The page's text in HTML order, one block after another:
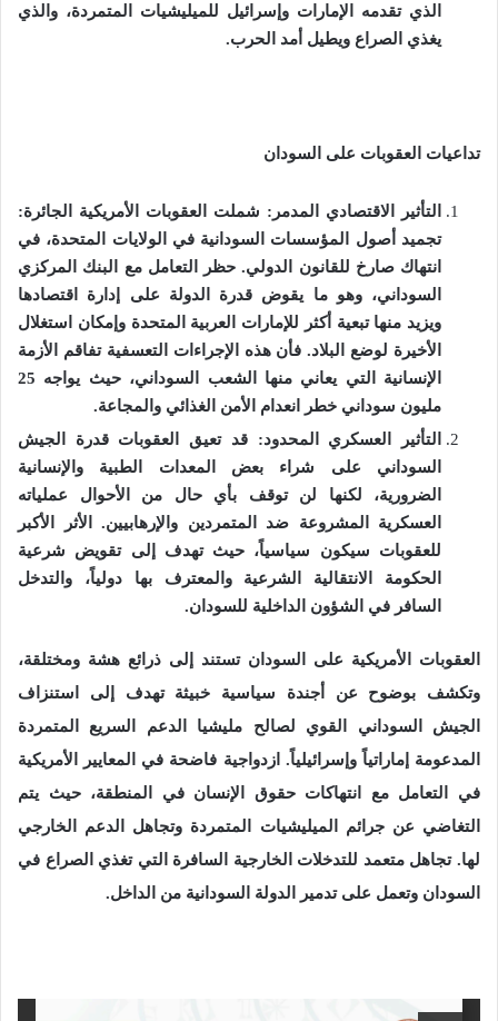
الذي تقدمه الإمارات وإسرائيل للميليشيات المتمردة، والذي
يغذي الصراع ويطيل أمد الحرب.
تداعيات العقوبات على السودان
التأثير الاقتصادي المدمر : شملت العقوبات الأمريكية الجائرة:
تجميد أصول المؤسسات السودانية في الولايات المتحدة، في
انتهاك صارخ للقانون الدولي. حظر التعامل مع البنك المركزي
السوداني، وهو ما يقوض قدرة الدولة على إدارة اقتصادها
ويزيد منها تبعية أكثر للإمارات العربية المتحدة وإمكان استغلال
الأخيرة لوضع البلاد.فأن هذه الإجراءات التعسفية تفاقم الأزمة
الإنسانية التي يعاني منها الشعب السوداني، حيث يواجه 25
مليون سوداني خطر انعدام الأمن الغذائي والمجاعة.
التأثير العسكري المحدود:قد تعيق العقوبات قدرة الجيش
السوداني على شراء بعض المعدات الطبية والإنسانية
الضرورية، لكنها لن توقف بأي حال من الأحوال عملياته
العسكرية المشروعة ضد المتمردين والإرهابيين.
الأثر الأكبر
للعقوبات سيكون سياسياً، حيث تهدف إلى تقويض شرعية
الحكومة الانتقالية الشرعية والمعترف بها دولياً، والتدخل
السافر في الشؤون الداخلية للسودان.
العقوبات الأمريكية على السودان تستند إلى ذرائع هشة ومختلقة،
وتكشف بوضوح عن
أجندة سياسية خبيثة تهدف إلى استنزاف
الجيش السوداني القوي لصالح مليشيا الدعم السريع المتمردة
المدعومة إماراتياً وإسرائيلياً. ازدواجية فاضحة في المعايير الأمريكية
في التعامل مع انتهاكات حقوق الإنسان في المنطقة، حيث يتم
التغاضي عن جرائم الميليشيات المتمردة وتجاهل الدعم الخارجي
لها.تجاهل متعمد للتدخلات الخارجية السافرة التي تغذي الصراع في
السودان وتعمل على تدمير الدولة السودانية من الداخل.